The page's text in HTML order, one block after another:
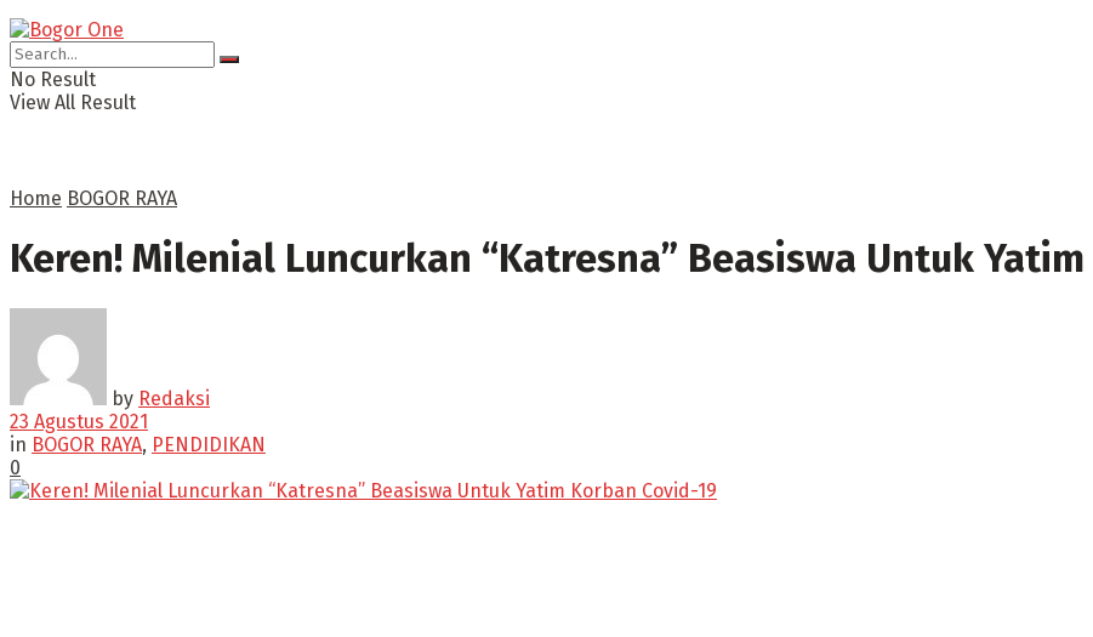
No Result
View All Result
Home BOGOR RAYA
Keren! Milenial Luncurkan “Katresna” Beasiswa Untuk
by Redaksi
23 Agustus 2021
in BOGOR RAYA, PENDIDIKAN
0